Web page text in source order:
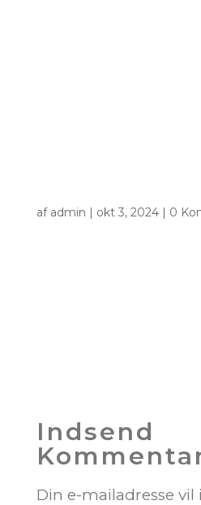
af admin | okt 3, 2024| 0
Indsend
Din e-mailadresse vil